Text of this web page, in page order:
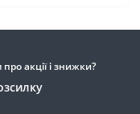
акції і знижки?